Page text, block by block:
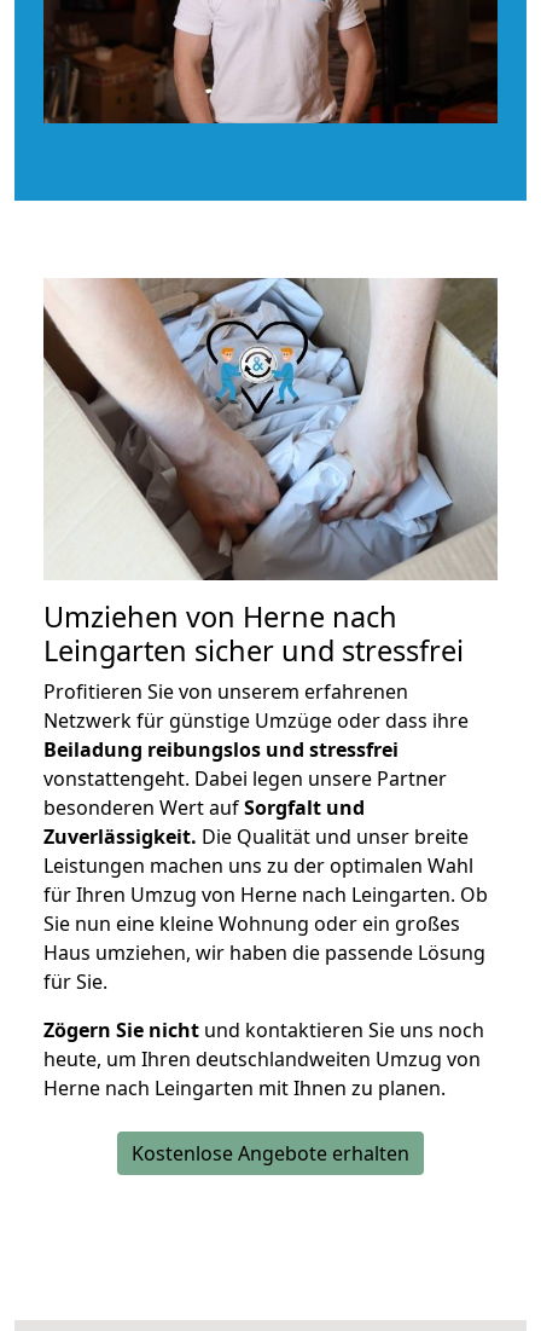
Umziehen von Herne nach
Leingarten sicher und stressfrei
Profitieren Sie von unserem erfahrenen
Netzwerk für günstige Umzüge oder dass ihre
Beiladung reibungslos und stressfrei
vonstattengeht. Dabei legen unsere Partner
besonderen Wert aufSorgfalt und
Zuverlässigkeit. Die Qualität und unser breite
Leistungen machen uns zu der optimalen Wahl
für Ihren Umzug von Herne nach Leingarten. Ob
Sie nun eine kleine Wohnung oder ein großes
Haus umziehen, wir haben die passende Lösung
für Sie.
Zögern Sie nicht und kontaktieren Sie uns noch
heute, um Ihren deutschlandweiten Umzug von
Herne nach Leingarten mit Ihnen zu planen.
Kostenlose Angebote erhalten